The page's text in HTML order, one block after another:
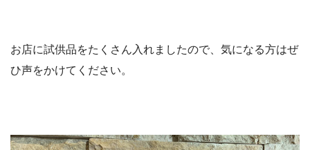
お店に試供品をたくさん入れましたので、気になる方はぜ
ひ声をかけてください。